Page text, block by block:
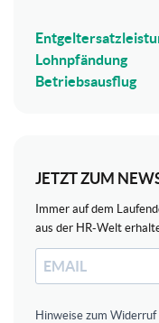
Lohnpfändung
Betriebsausflug
JETZT ZUM
Immer auf dem
aus der HR-Welt
Hinweise zum